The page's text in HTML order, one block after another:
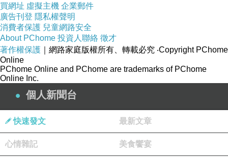
買網址 虛擬主機 企業郵件
廣告刊登 隱私權聲明
消費者保護 兒童網路安全
About PChome 投資人聯絡 徵才
著作權保護 ｜網路家庭版權所有、轉載必究 ‧Copyright PChome
Online
PChome Online and PChome are trademarks of PChome
Online Inc.
個人新聞台
快速發文 最新文章
心情雜記 美食饗宴